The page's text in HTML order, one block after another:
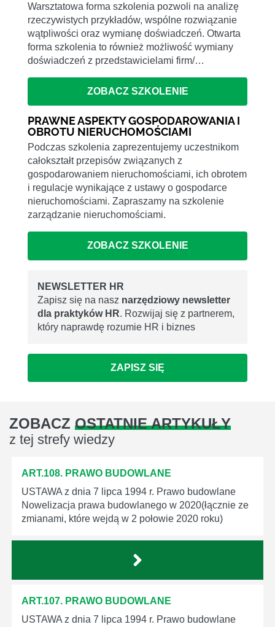
Warsztatowa forma szkolenia pozwoli na analizę
rzeczywistych przykładów, wspólne rozwiązanie
wątpliwości oraz wymianę doświadczeń. Otwarta
forma szkolenia to również możliwość wymiany
doświadczeń z przedstawicielami firm/…
ZOBACZ SZKOLENIE
PRAWNE ASPEKTY GOSPODAROWANIA I
OBROTU NIERUCHOMOŚCIAMI
Podczas szkolenia zaprezentujemy uczestnikom
całokształt przepisów związanych z
gospodarowaniem nieruchomościami, ich obrotem
i regulacje wynikające z ustawy o gospodarce
nieruchomościami. Zapraszamy na szkolenie
zarządzanie nieruchomościami.
ZOBACZ SZKOLENIE
NEWSLETTER HR
Zapisz się na nasz narzędziowy newsletter
dla praktyków HR. Rozwijaj się z partnerem,
który naprawdę rozumie HR i biznes
ZAPISZ SIĘ
ZOBACZ OSTATNIE ARTYKUŁY
z tej strefy wiedzy
ART.108. PRAWO BUDOWLANE
USTAWA z dnia 7 lipca 1994 r. Prawo budowlane
Nowelizacja prawa budowlanego w 2020(łącznie ze
zmianami, które wejdą w 2 połowie 2020 roku)
ART.107. PRAWO BUDOWLANE
USTAWA z dnia 7 lipca 1994 r. Prawo budowlane